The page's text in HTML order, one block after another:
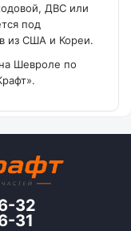
ДВС или
под
из США и Кореи.
Шевроле по
32
31